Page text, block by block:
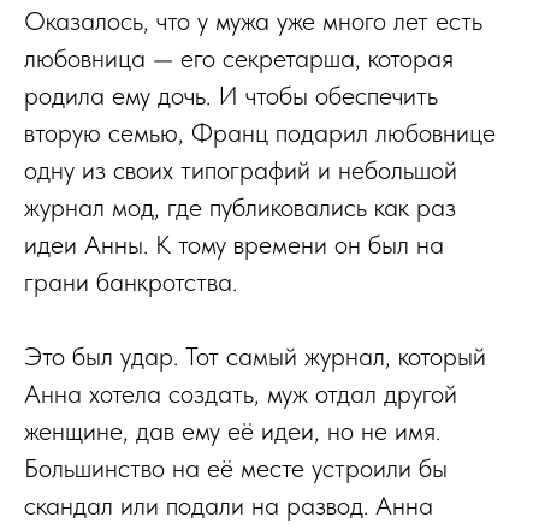
Оказалось, что у мужа уже много лет есть
любовница — его секретарша, которая
родила ему дочь. И чтобы обеспечить
вторую семью, Франц подарил любовнице
одну из своих типографий и небольшой
журнал мод, где публиковались как раз
идеи Анны. К тому времени он был на
грани банкротства.
Это был удар. Тот самый журнал, который
Анна хотела создать, муж отдал другой
женщине, дав ему её идеи, но не имя.
Большинство на её месте устроили бы
скандал или подали на развод. Анна